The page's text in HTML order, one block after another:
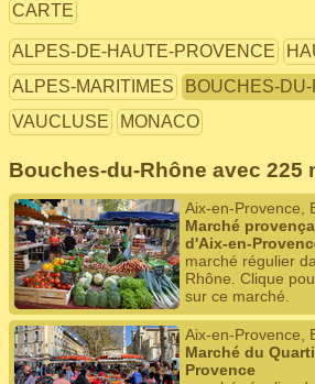
CARTE
ALPES-DE-HAUTE-PROVENCE
ALPES-MARITIMES
BOUCHES-
VAUCLUSE
MONACO
Bouches-du-Rhône avec 225
Aix-en-Provence,
Marché
d'Aix-en-
marché régulier
Rhône. Clique
sur ce marché.
Aix-en-Provence,
Marché du
Provence